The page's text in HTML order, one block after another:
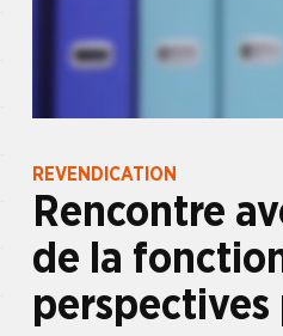
REVENDICATION
Rencontre
de la
perspectives